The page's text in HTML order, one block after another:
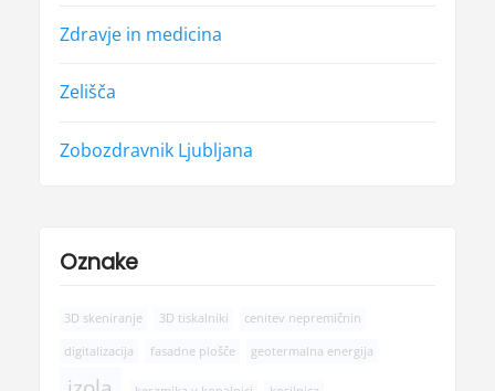
Zdravje in medicina
Zelišča
Zobozdravnik Ljubljana
Oznake
3D skeniranje 3D tiskalniki cenitev nepremičnin
digitalizacija fasadne plošče geotermalna energija